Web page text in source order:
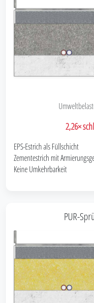
2,26×
EPS-Estrich als Füllschicht
Zementestrich mit
Keine Umkehrbarkeit
PUR-